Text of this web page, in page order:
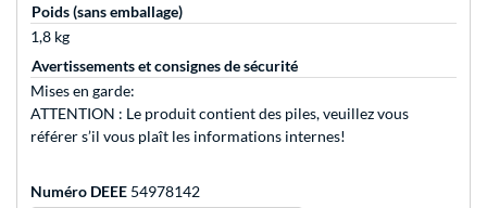
Poids (sans emballage)
1,8 kg
Avertissements et consignes de sécurité
Mises en garde:
ATTENTION : Le produit contient des piles, veuillez vous
référer s’il vous plaît les informations internes!
Numéro DEEE 54978142